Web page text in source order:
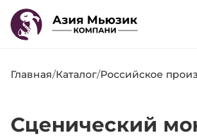
Главная/Каталог/Российское
Сценический